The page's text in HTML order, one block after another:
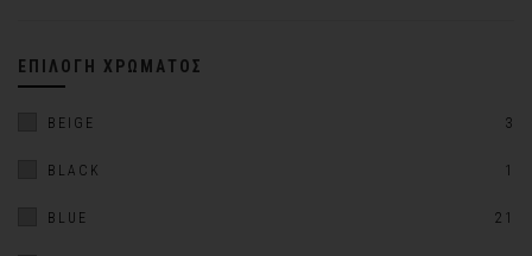
ΕΠΙΛΟΓΉ ΧΡΏΜΑΤΟΣ
BEIGE 3
BLACK 1
BLUE 21